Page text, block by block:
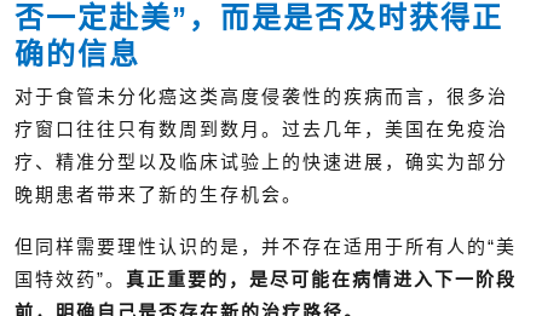
否一定赴美”，而是是否及时获得正
确的信息
对于食管未分化癌这类高度侵袭性的疾病而言，很多治
疗窗口往往只有数周到数月。过去几年，美国在免疫治
疗、精准分型以及临床试验上的快速进展，确实为部分
晚期患者带来了新的生存机会。
但同样需要理性认识的是，并不存在适用于所有人的“美
国特效药”。 真正重要的，是尽可能在病情进入下一阶段